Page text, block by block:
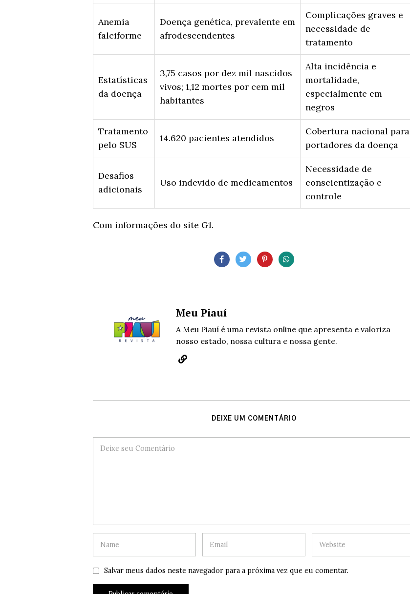
Anemia
falciforme
Doença genética, prevalente em
afrodescendentes
Complicações graves e
necessidade de
tratamento
Estatísticas
da doença
3,75 casos por dez mil nascidos
vivos; 1,12 mortes por cem mil
habitantes
Alta incidência e
mortalidade,
especialmente em
negros
Tratamento
pelo SUS
14.620 pacientes atendidos
Cobertura nacional para
portadores da doença
Desafios
adicionais
Uso indevido de medicamentos
Necessidade de
conscientização e
controle
Com informações do site G1.
Meu Piauí
A Meu Piauí é uma revista online que apresenta e valoriza
nosso estado, nossa cultura e nossa gente.
DEIXE UM COMENTÁRIO
Salvar meus dados neste navegador para a próxima vez que eu comentar.